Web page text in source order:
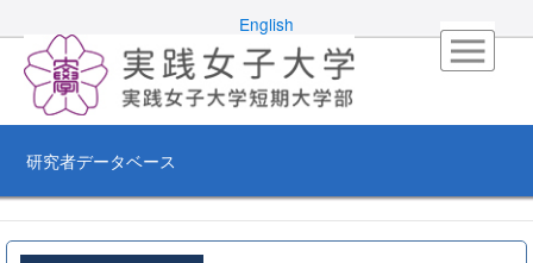
English
研究者データベース